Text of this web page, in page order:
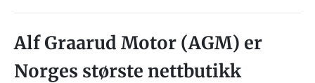
Alf Graarud Motor (AGM) er
Norges største nettbutikk